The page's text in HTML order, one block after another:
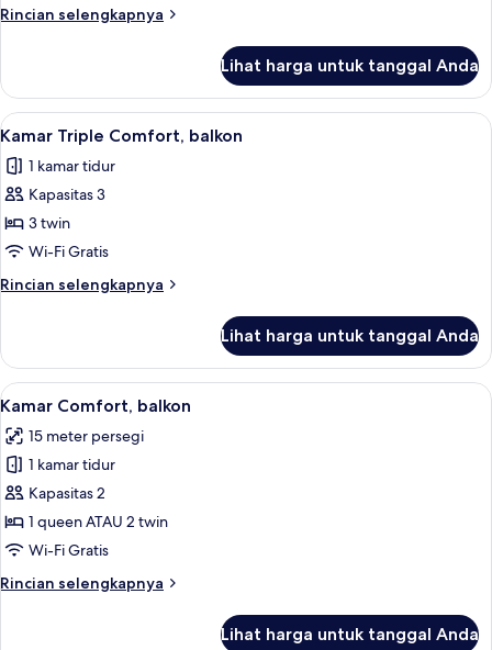
Rincian selengkapnya
Rincian
Small
Comfort
Room,
Lihat harga untuk tanggal Anda
Lihat
semua
foto
untuk
Kamar
Triple
Comfort,
balkon
Kamar Triple Comfort, balkon |
6
Kamar Triple Comfort, balkon
1 kamar tidur
Kapasitas 3
3 twin
Wi-Fi Gratis
Rincian selengkapnya
Rincian
Kamar
Triple
Comfort,
Lihat harga untuk tanggal Anda
Lihat
semua
foto
untuk
Kamar
Comfort,
balkon
Kamar Comfort, balkon | Seprai
11
Kamar Comfort, balkon
15 meter persegi
1 kamar tidur
Kapasitas 2
1 queen ATAU 2 twin
Wi-Fi Gratis
Rincian selengkapnya
Rincian
Lihat harga untuk tanggal Anda